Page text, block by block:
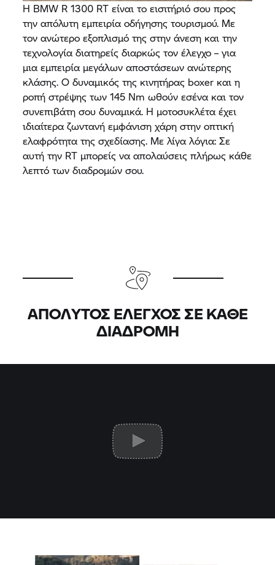
Η BMW R 1300 RT είναι το εισιτήριό σου προς
την απόλυτη εμπειρία οδήγησης τουρισμού. Με
τον ανώτερο εξοπλισμό της στην άνεση και την
τεχνολογία διατηρείς διαρκώς τον έλεγχο – για
μια εμπειρία μεγάλων αποστάσεων ανώτερης
κλάσης. Ο δυναμικός της κινητήρας boxer και η
ροπή στρέψης των 145 Nm ωθούν εσένα και τον
συνεπιβάτη σου δυναμικά. Η μοτοσυκλέτα έχει
ιδιαίτερα ζωντανή εμφάνιση χάρη στην οπτική
ελαφρότητα της σχεδίασης. Με λίγα λόγια: Σε
αυτή την RT μπορείς να απολαύσεις πλήρως κάθε
λεπτό των διαδρομών σου.
ΑΠΌΛΥΤΟΣ ΈΛΕΓΧΟΣ ΣΕ ΚΆΘΕ
ΔΙΑΔΡΟΜΉ